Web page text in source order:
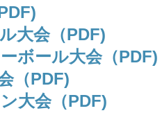
大会（PDF)
ボール大会（PDF)
（PDF)
大会（PDF)